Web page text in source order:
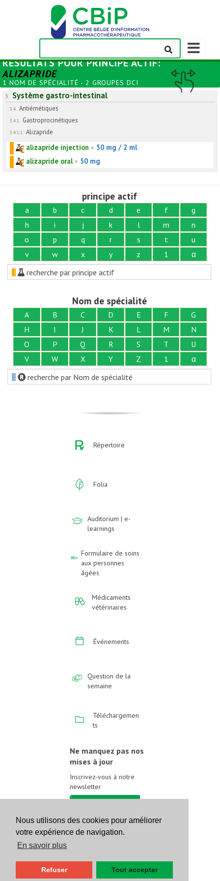
Nous utilisons des cookies pour améliorer
votre expérience de navigation.
En savoir plus
Refuser Tout accepter
Afficher/
la
de
navigation
RÉSULTATS POURPRINCIPE ACTIF:
ALIZAPRIDE
1 NOM DE SPÉCIALITÉ - 2 GROUPES DCI
3. Système gastro-intestinal
3.4. Antiémétiques
3.4.1. Gastroprocinétiques
3.4.1.1. Alizapride
alizapride injection • 50 mg / 2 ml
alizapride oral• 50 mg
principe actif
a b c d e f
g
h
i j k l m
n
o
p q r s t
u
v
w x y z 1
α
recherche par principe actif
Nom de spécialité
A B C D E F
G
H
I J K L M
N
O
P Q R S T
U
V
W X Y Z 1
α
recherche par Nom de spécialité
Répertoire
Folia
Auditorium | e-
learnings
Formulaire de soins
aux personnes
âgées
Médicaments
vétérinaires
Événements
Question de la
semaine
Téléchargemen
ts
Ne manquez pas nos
mises à jour
Inscrivez-vous à notre
newsletter
Suivez-nous sur les